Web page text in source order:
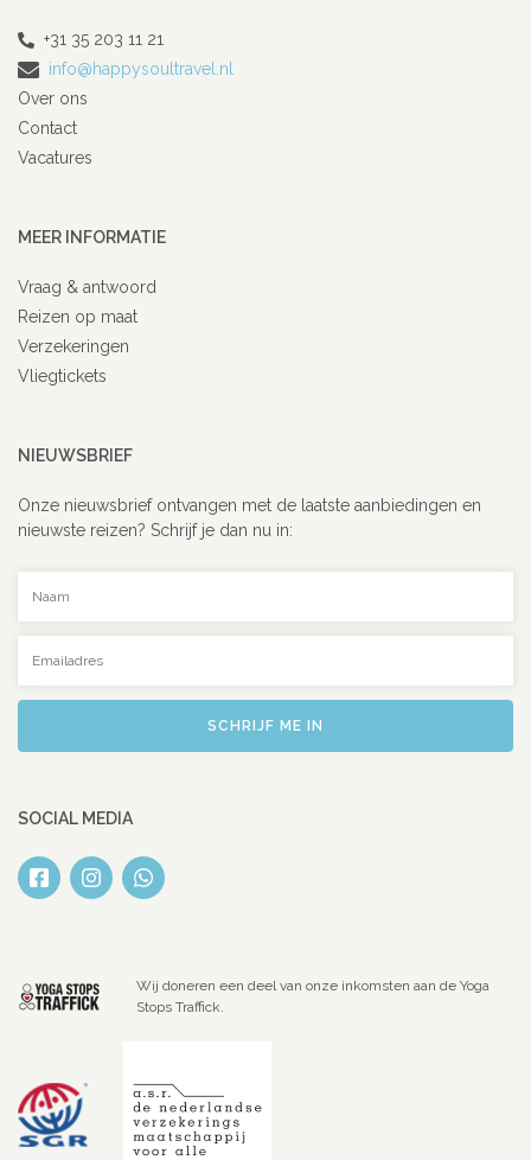
+31 35 203 11 21
info@happysoultravel.nl
Over ons
Contact
Vacatures
MEER INFORMATIE
Vraag & antwoord
Reizen op maat
Verzekeringen
Vliegtickets
NIEUWSBRIEF
Onze nieuwsbrief ontvangen met de laatste aanbiedingen en
nieuwste reizen? Schrijf je dan nu in:
SCHRIJF ME IN
SOCIAL MEDIA
Wij doneren een deel van onze inkomsten aan de Yoga
Stops Traffick.